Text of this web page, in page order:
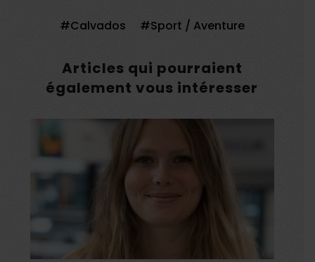
Calvados Sport / Aventure
Articles qui pourraient
également vous intéresser